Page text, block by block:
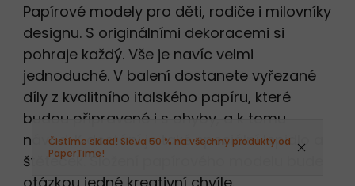
Čistíme sklad! Sleva 50 % na všechny produkty od
PaperTime!
Papírové modely pro děti, rodiče i milovníky
designu. S originálními dekoracemi si
pohraje každý. Vše je navíc velmi
jednoduché. V balení dostanete vyřezané
díly z kvalitního italského papíru, které
budou připravené i s ohyby, a k tomu
návod. K dostání je také speciální lepidlo a
štěteček. Složení papírového modelu bude